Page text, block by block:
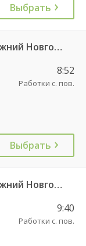
Выбрать
Чебоксары Центральный АВ — Нижний Новгород АС Канавинская 501.
8:52
Работки с. пов.
Выбрать
Чебоксары Центральный АВ — Нижний Новгород АС Канавинская 501
9:40
Работки с. пов.